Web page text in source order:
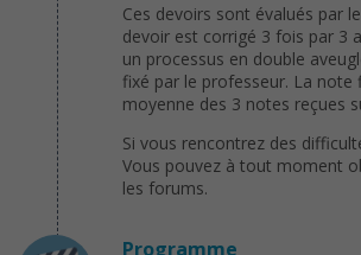
Ces devoirs sont évalués par
devoir est corrigé 3 fois par 3
un processus en double
fixé par le professeur. La note
moyenne des 3 notes reçues
Si vous rencontrez des
Vous pouvez à tout moment
les forums.
Programme